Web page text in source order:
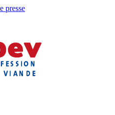
presse